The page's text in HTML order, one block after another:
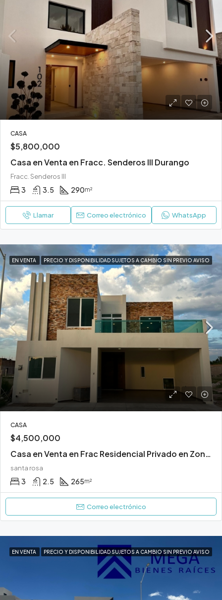
CASA
$5,800,000
Casa en Venta en Fracc. Senderos III Durango
Fracc. Senderos III
3 3.5 290m²
Llamar Correo electrónico WhatsApp
EN VENTA PRECIO Y DISPONIBILIDAD SUJETOS A CAMBIO SIN PREVIO AVISO
CASA
$4,500,000
Casa en Venta en Frac Residencial Privado en Zona del Mezquital Durango
santa rosa
3 2.5 265m²
Correo electrónico
EN VENTA PRECIO Y DISPONIBILIDAD SUJETOS A CAMBIO SIN PREVIO AVISO